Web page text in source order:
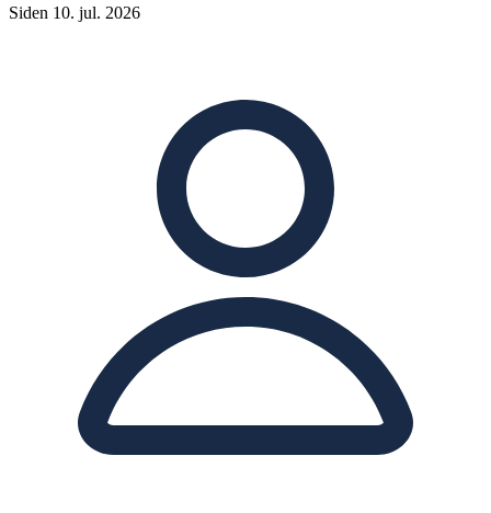
Siden 10. jul. 2026